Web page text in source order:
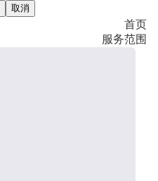
取消
首页
服务范围